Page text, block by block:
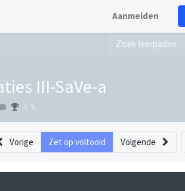
Aanmelden
III-SaVe-a
0 %
Vorige Zet op voltooid Volgende